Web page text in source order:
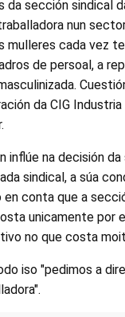
da sección sindical
nun
mulleres cada vez
de persoal, a
da CIG
inflúe na decisión
sindical, a súa
en conta que a
unicamente por
no que costa
iso "pedimos a